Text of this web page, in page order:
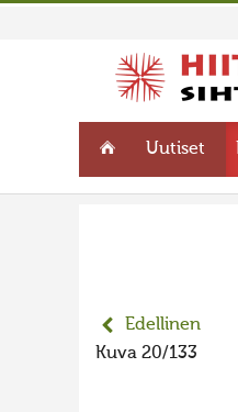
Uutiset
Edellinen
Kuva 20/133